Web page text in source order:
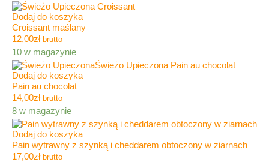
Dodaj do koszyka
Croissant maślany
12,00zł brutto
10 w magazynie
Dodaj do koszyka
Pain au chocolat
14,00zł brutto
8 w magazynie
Dodaj do koszyka
Pain wytrawny z szynką i cheddarem obtoczony w ziarnach
17,00zł brutto